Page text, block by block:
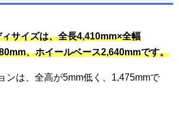
サイズは、全長4,410mm×全幅
、ホイールベース2,640mmです。
ンは、全高が5mm低く、1,475mmで